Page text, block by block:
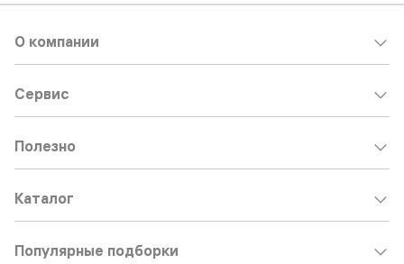
О компании
Сервис
Полезно
Каталог
Популярные подборки